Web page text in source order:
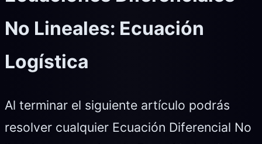
No Lineales: Ecuación
Logística
Al terminar el siguiente artículo podrás
resolver cualquier Ecuación Diferencial No